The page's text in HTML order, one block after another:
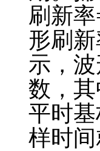
刷新
形刷
示，
数，
平时
样时